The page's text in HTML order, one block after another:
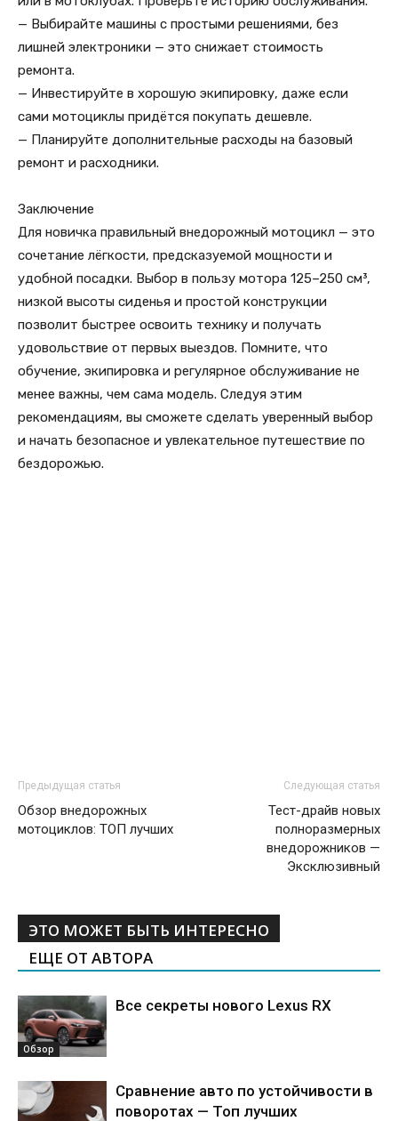
— Выбирайте машины с простыми решениями, без
лишней электроники — это снижает стоимость
ремонта.
— Инвестируйте в хорошую экипировку, даже если
сами мотоциклы придётся покупать дешевле.
— Планируйте дополнительные расходы на базовый
ремонт и расходники.
Заключение
Для новичка правильный внедорожный мотоцикл — это
сочетание лёгкости, предсказуемой мощности и
удобной посадки. Выбор в пользу мотора 125–250 см³,
низкой высоты сиденья и простой конструкции
позволит быстрее освоить технику и получать
удовольствие от первых выездов. Помните, что
обучение, экипировка и регулярное обслуживание не
менее важны, чем сама модель. Следуя этим
рекомендациям, вы сможете сделать уверенный выбор
и начать безопасное и увлекательное путешествие по
бездорожью.
Предыдущая статья
Обзор внедорожных
мотоциклов: ТОП лучших
Следующая статья
Тест-драйв новых
полноразмерных
внедорожников —
Эксклюзивный
ЭТО МОЖЕТ БЫТЬ ИНТЕРЕСНО
ЕЩЕ ОТ АВТОРА
Обзор
Все секреты нового Lexus RX
Сравнение авто по устойчивости в
поворотах — Топ лучших